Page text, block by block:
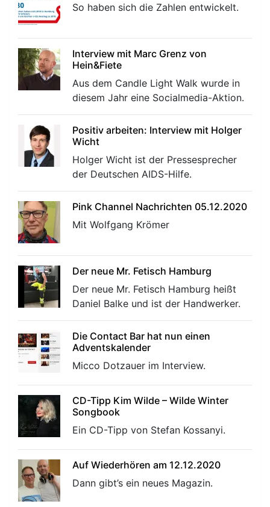
So haben sich die Zahlen entwickelt.
Interview mit Marc Grenz von
Hein&Fiete
Aus dem Candle Light Walk wurde in
diesem Jahr eine Socialmedia-Aktion.
Positiv arbeiten: Interview mit Holger
Wicht
Holger Wicht ist der Pressesprecher
der Deutschen AIDS-Hilfe.
Pink Channel Nachrichten 05.12.2020
Mit Wolfgang Krömer
Der neue Mr. Fetisch Hamburg
Der neue Mr. Fetisch Hamburg heißt
Daniel Balke und ist der Handwerker.
Die Contact Bar hat nun einen
Adventskalender
Micco Dotzauer im Interview.
CD-Tipp Kim Wilde – Wilde Winter
Songbook
Ein CD-Tipp von Stefan Kossanyi.
Auf Wiederhören am 12.12.2020
Dann gibt’s ein neues Magazin.